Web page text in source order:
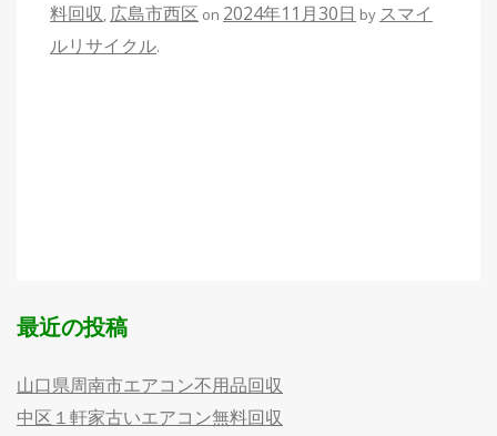
料回収, 広島市西区 on 2024年11月30日 by スマイ
ルリサイクル.
最近の投稿
山口県周南市エアコン不用品回収
中区１軒家古いエアコン無料回収